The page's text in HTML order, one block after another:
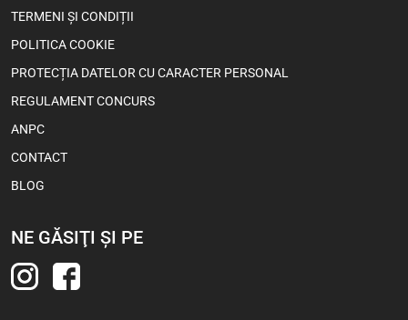
4,55Lei
3,60Lei
1 buc Bax (18)
TERMENI ȘI CONDIȚII
POLITICA COOKIE
PROTECȚIA DATELOR CU CARACTER PERSONAL
REGULAMENT CONCURS
ANPC
CONTACT
BLOG
NE GĂSIŢI ŞI PE